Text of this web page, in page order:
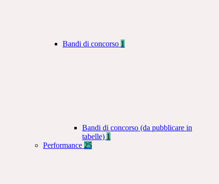
Bandi di concorso 1
Bandi di concorso (da pubblicare in
tabelle) 1
Performance 25